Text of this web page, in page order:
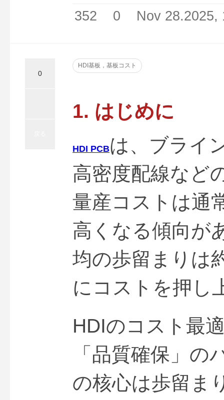
352 0 Nov 28.2025,
0
HDI基板，基板コスト
1. はじめに
HDI PCBは、ブライ
高密度配線など
量産コストは通
高くなる傾向が
均の歩留まりは
にコストを押し
HDIのコスト最
「品質確保」
の核心は歩留ま